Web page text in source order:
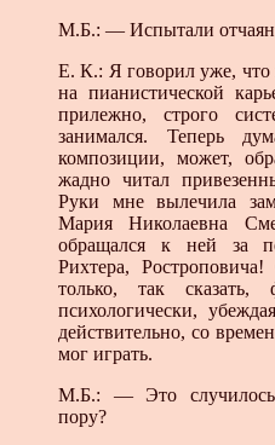
М.Б.: — Испытали
Е. К.: Я говорил уже, что
на пианистической
прилежно, строго
занимался. Теперь
композиции, может,
жадно читал
Руки мне вылечила
Мария Николаевна
обращался к ней за
Рихтера,
только, так сказать,
психологически,
действительно, со
мог играть.
М.Б.: — Это
пору?